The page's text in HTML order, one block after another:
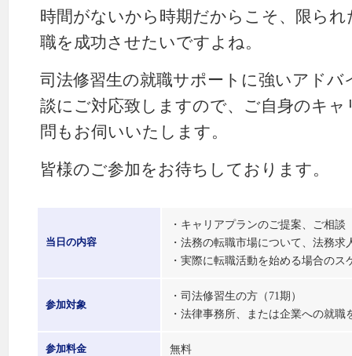
時間がないから時期だからこそ、限ら
職を成功させたいですよね。
司法修習生の就職サポートに強いアドバ
談にご対応致しますので、ご自身のキ
問もお伺いいたします。
皆様のご参加をお待ちしております。
当日の内容
・キャリアプランのご提案、ご相談
・法務の転職市場について、法務求
・実際に転職活動を始める場合のス
参加対象
・司法修習生の方（71期）
・法律事務所、または企業への就職
参加料金 無料